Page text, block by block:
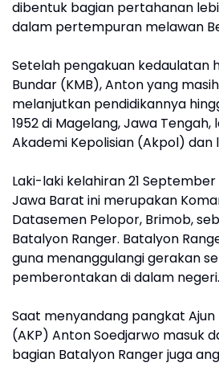
dibentuk bagian pertahanan
dalam pertempuran melawan
Setelah pengakuan kedaulatan
Bundar (KMB), Anton yang
melanjutkan pendidikannya
1952 di Magelang, Jawa
Akademi Kepolisian (Akpol) dan
Laki-laki kelahiran 21 September
Jawa Barat ini merupakan
Datasemen Pelopor, Brimob,
Batalyon Ranger. Batalyon
guna menanggulangi gerakan
pemberontakan di dalam negeri.
Saat menyandang pangkat Ajun
(AKP) Anton Soedjarwo masuk
bagian Batalyon Ranger juga